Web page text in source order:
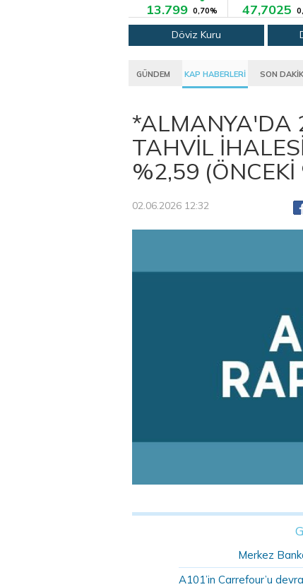
13.799 0,70% 47,7025
Döviz Kuru
GÜNDEM KAP HABERLERİ SON
*ALMANYA'DA
TAHVİL
%2,59 (ÖNCEKİ
02.06.2026 12:32
Merkez
A101’in Carrefour’u